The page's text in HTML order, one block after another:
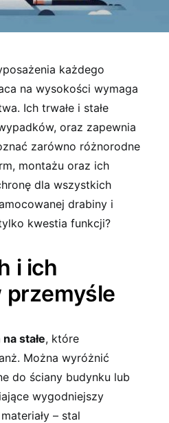
każdego
na wysokości wymaga
Ich trwałe i stałe
oraz zapewnia
zarówno różnorodne
montażu oraz ich
dla wszystkich
drabiny i
kwestia funkcji?
i ich
przemyśle
stałe, które
Można wyróżnić
do ściany budynku lub
wygodniejszy
– stal